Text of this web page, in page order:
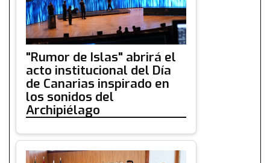
"Rumor de Islas" abrirá el
acto institucional del Día
de Canarias inspirado en
los sonidos del
Archipiélago